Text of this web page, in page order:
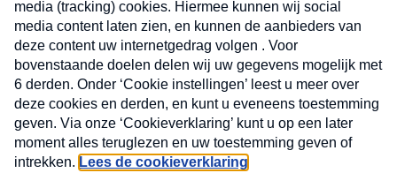
X
Nieuwsbrief
Neem hier een gratis abonnement op de MAX
Consumenten nieuwsbrief. Elke maandag en